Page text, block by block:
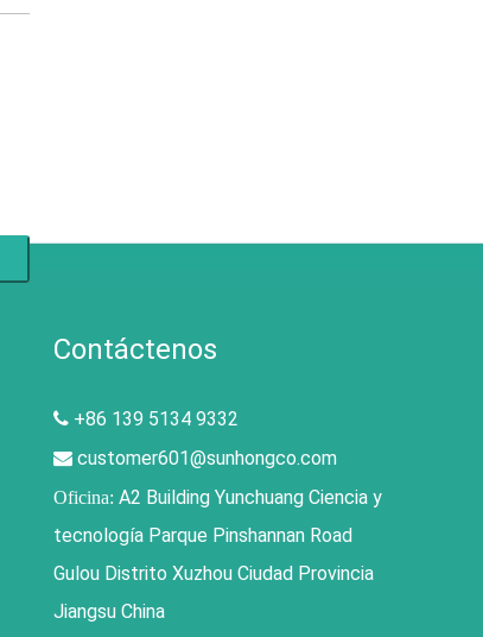
Contáctenos
 +86 139 5134 9332
 customer601@sunhongco.com
Oficina: A2 Building Yunchuang Ciencia y
tecnología Parque Pinshannan Road
Gulou Distrito Xuzhou Ciudad Provincia
Jiangsu China